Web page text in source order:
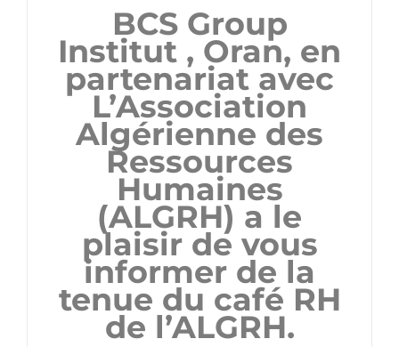
BCS Group
Institut , Oran, en
partenariat avec
L’Association
Algérienne des
Ressources
Humaines
(ALGRH) a le
plaisir de vous
informer de la
tenue du café RH
de l’ALGRH.